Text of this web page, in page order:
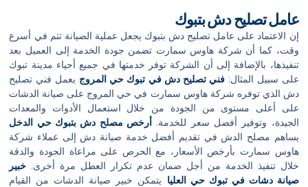
عامل تصليح دش بتبوك
إن الاعتماد على عامل تصليح دش بتبوك يجعل عملية الصيانة تتم في أسرع
وقت، كما أن شركة هاوس سمارت تضمن جودة الخدمة إلى العميل بعد
تنفيذها، بالإضافة إلى أن الشركة توفر خدمتها في جميع أحياء مدينة تبوك
على سبيل المثال:فني تصليح دش في تبوك حي المروج يعمل فني تصليح
دش الذي توفره شركة هاوس سمارت في حي المروج على صيانة الدشات
على أعلى مستوى من الجودة من خلال استعمال الأدوات والمعدات
الجيدة، وتوفير أفضل سعر للخدمة. أرخص مصلح دش بتبوك حي الدخل
يساهم مصلح الدش في تقديم أفضل خدمة صيانة دش إلى عملاء شركة
هاوس سمارت بأرخص الأسعار، مع الحرص على مراعاة الجودة والدقة
خلال تنفيذ الخدمة من أجل ضمان عدم تكرار العطل مرة أخرى. خبير
صيانة دشات في تبوك حي العليا يتمكن خبير صيانة الدشات من القيام